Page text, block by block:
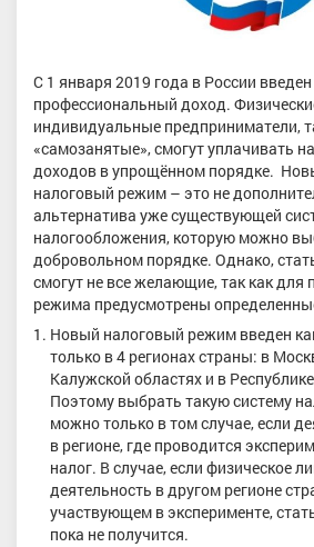
С 1 января 2019 года в России
профессиональный доход.
индивидуальные предприниматели,
«самозанятые», смогут уплачивать
доходов в упрощённом порядке.
налоговый режим – это не
альтернатива уже существующей
налогообложения, которую можно
добровольном порядке. Однако,
смогут не все желающие, так как для
режима предусмотрены
Новый налоговый режим введен
только в 4 регионах страны: в
Калужской областях и в
Поэтому выбрать такую систему
можно только в том случае, если
в регионе, где проводится
налог. В случае, если физическое
деятельность в другом регионе
участвующем в эксперименте,
пока не получится.